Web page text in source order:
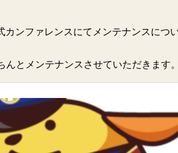
カンファレンスにてメンテナンスにつ
とメンテナンスさせていただきます。